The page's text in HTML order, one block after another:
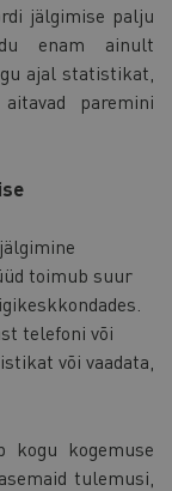
jälgimise palju
enam ainult
ajal statistikat,
paremini
toimub suur
telefoni või
või vaadata,
kogu kogemuse
tulemusi,